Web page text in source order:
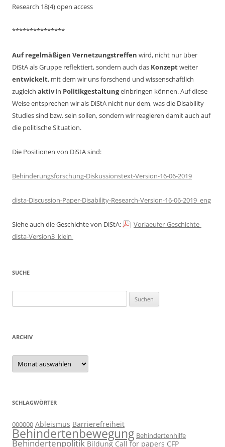
Research 18(4) open access
***************
Auf regelmäßigen Vernetzungstreffen wird, nicht nur über
DiStA als Gruppe reflektiert, sondern auch das Konzeptweiter
entwickelt, mit dem wir uns forschend und wissenschaftlich
zugleich aktivin Politikgestaltungeinbringen können. Auf diese
Weise entsprechen wir als DiStA nicht nur dem, was die Disability
Studies sind bzw. sein sollen, sondern wir reagieren damit auch auf
die politische Situation.
Die Positionen von DiStA sind:
Behinderungsforschung-Diskussionstext-Version-16-06-2019
dista-Discussion-Paper-Disability-Research-Version-16-06-2019_eng
Siehe auch die Geschichte von DiStA:
Vorlaeufer-Geschichte-
dista-Version3_klein
SUCHE
nach:
ARCHIV
Archiv
SCHLAGWÖRTER
000000 Ableismus Barrierefreiheit
Behindertenbewegung Behindertenhilfe
Behindertenpolitik Bildung Call for papers CFP